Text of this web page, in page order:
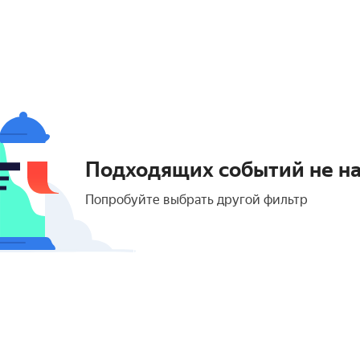
Подходящих событий не
Попробуйте выбрать другой фильтр